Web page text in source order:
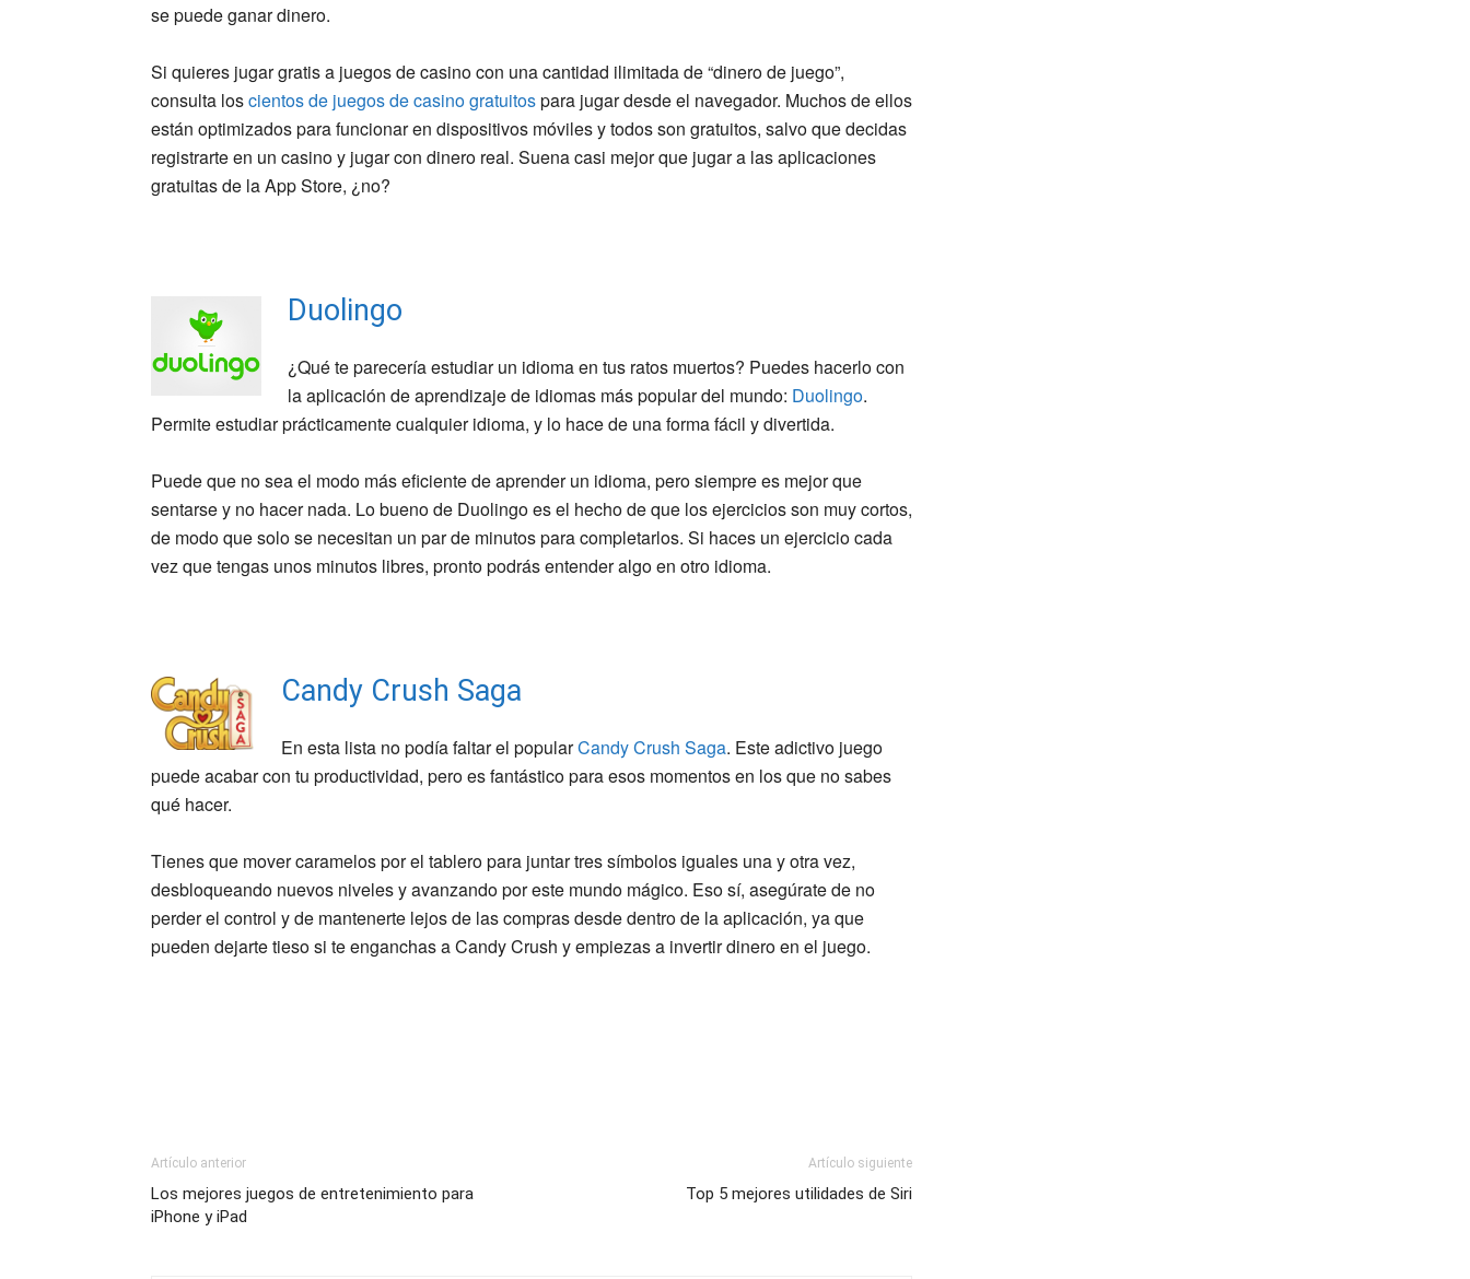
se puede ganar dinero.
Si quieres jugar gratis a juegos de casino con una cantidad ilimitada de “dinero de juego”,
consulta loscientos de juegos de casino gratuitospara jugar desde el navegador. Muchos de ellos
están optimizados para funcionar en dispositivos móviles y todos son gratuitos, salvo que decidas
registrarte en un casino y jugar con dinero real. Suena casi mejor que jugar a las aplicaciones
gratuitas de la App Store, ¿no?
Duolingo
¿Qué te parecería estudiar un idioma en tus ratos muertos? Puedes hacerlo con
la aplicación de aprendizaje de idiomas más popular del mundo: Duolingo.
Permite estudiar prácticamente cualquier idioma, y lo hace de una forma fácil y divertida.
Puede que no sea el modo más eficiente de aprender un idioma, pero siempre es mejor que
sentarse y no hacer nada. Lo bueno de Duolingo es el hecho de que los ejercicios son muy cortos,
de modo que solo se necesitan un par de minutos para completarlos. Si haces un ejercicio cada
vez que tengas unos minutos libres, pronto podrás entender algo en otro idioma.
Candy Crush Saga
En esta lista no podía faltar el popularCandy Crush Saga. Este adictivo juego
puede acabar con tu productividad, pero es fantástico para esos momentos en los que no sabes
qué hacer.
Tienes que mover caramelos por el tablero para juntar tres símbolos iguales una y otra vez,
desbloqueando nuevos niveles y avanzando por este mundo mágico. Eso sí, asegúrate de no
perder el control y de mantenerte lejos de las compras desde dentro de la aplicación, ya que
pueden dejarte tieso si te enganchas a Candy Crush y empiezas a invertir dinero en el juego.
Artículo anterior
Los mejores juegos de entretenimiento para
iPhone y iPad
Artículo siguiente
Top 5 mejores utilidades de Siri